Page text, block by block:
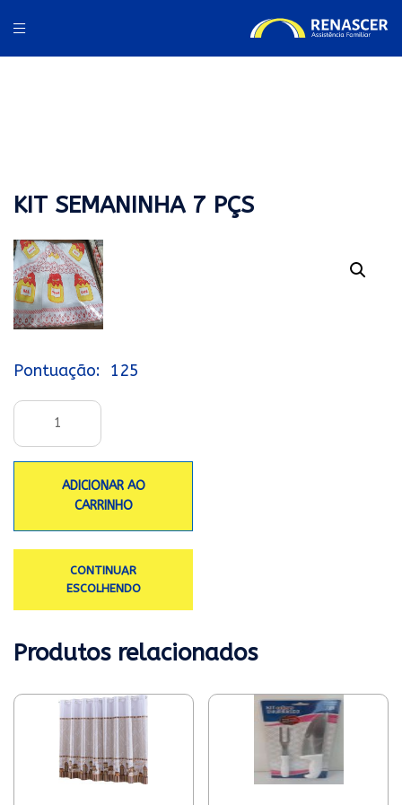
KIT SEMANINHA 7 PÇS
125
ADICIONAR AO
CARRINHO
CONTINUAR
ESCOLHENDO
Produtos relacionados